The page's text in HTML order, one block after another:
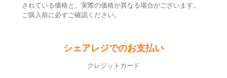
されている価格と、実際の価格が異なる場合がございます。
ご購入前に必ずご確認ください。
シェアレジでのお支払い
クレジットカード